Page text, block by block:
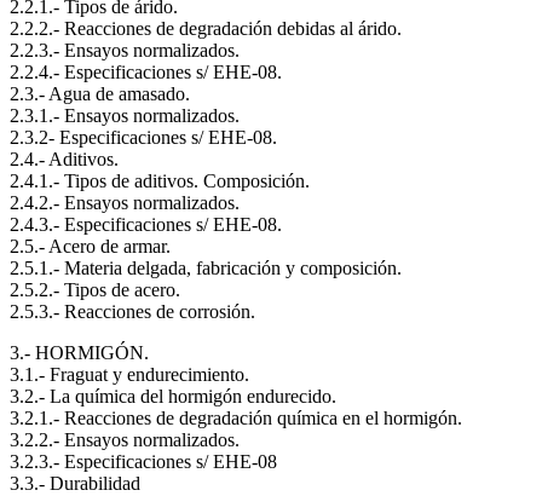
2.2.1.- Tipos de árido.
2.2.2.- Reacciones de degradación debidas al árido.
2.2.3.- Ensayos normalizados.
2.2.4.- Especificaciones s/ EHE-08.
2.3.- Agua de amasado.
2.3.1.- Ensayos normalizados.
2.3.2- Especificaciones s/ EHE-08.
2.4.- Aditivos.
2.4.1.- Tipos de aditivos. Composición.
2.4.2.- Ensayos normalizados.
2.4.3.- Especificaciones s/ EHE-08.
2.5.- Acero de armar.
2.5.1.- Materia delgada, fabricación y composición.
2.5.2.- Tipos de acero.
2.5.3.- Reacciones de corrosión.
3.- HORMIGÓN.
3.1.- Fraguat y endurecimiento.
3.2.- La química del hormigón endurecido.
3.2.1.- Reacciones de degradación química en el hormigón.
3.2.2.- Ensayos normalizados.
3.2.3.- Especificaciones s/ EHE-08
3.3.- Durabilidad